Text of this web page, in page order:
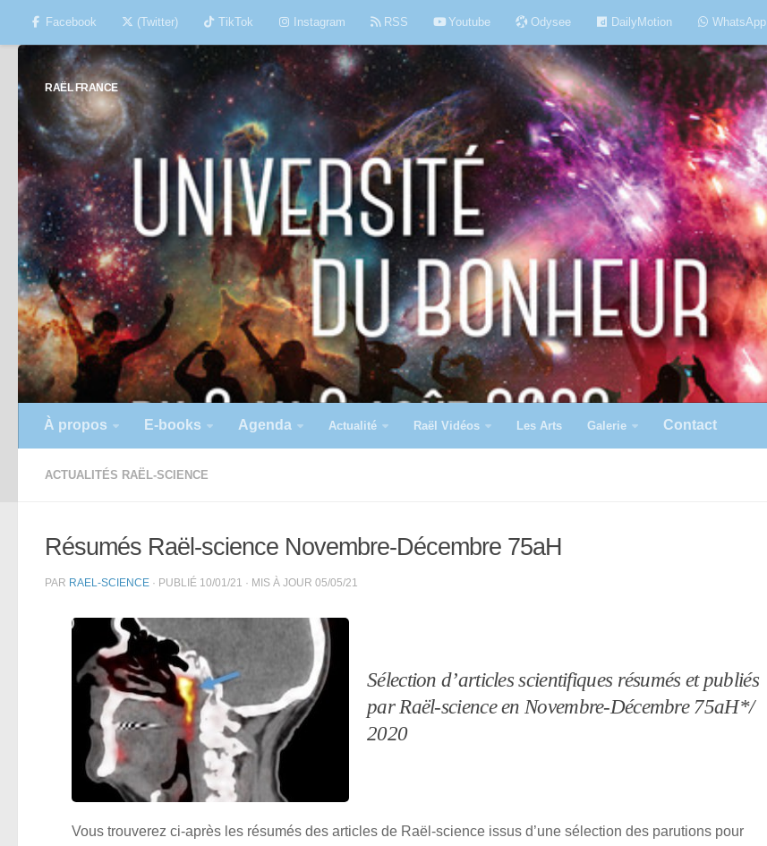
Skip to content
Facebook (Twitter) TikTok Instagram RSS Youtube Odysee DailyMotion WhatsApp
RAËL FRANCE
À propos E-books Agenda Actualité Raël Vidéos Les Arts Galerie Contact
ACTUALITÉS RAËL-SCIENCE
Résumés Raël-science Novembre-Décembre 75aH
PAR RAEL-SCIENCE · PUBLIÉ 10/01/21 · MIS À JOUR 05/05/21
Sélection d’articles scientifiques résumés et publiés
par Raël-science en Novembre-Décembre 75aH*/
2020
Vous trouverez ci-après les résumés des articles de Raël-science issus d’une sélection des parutions pour